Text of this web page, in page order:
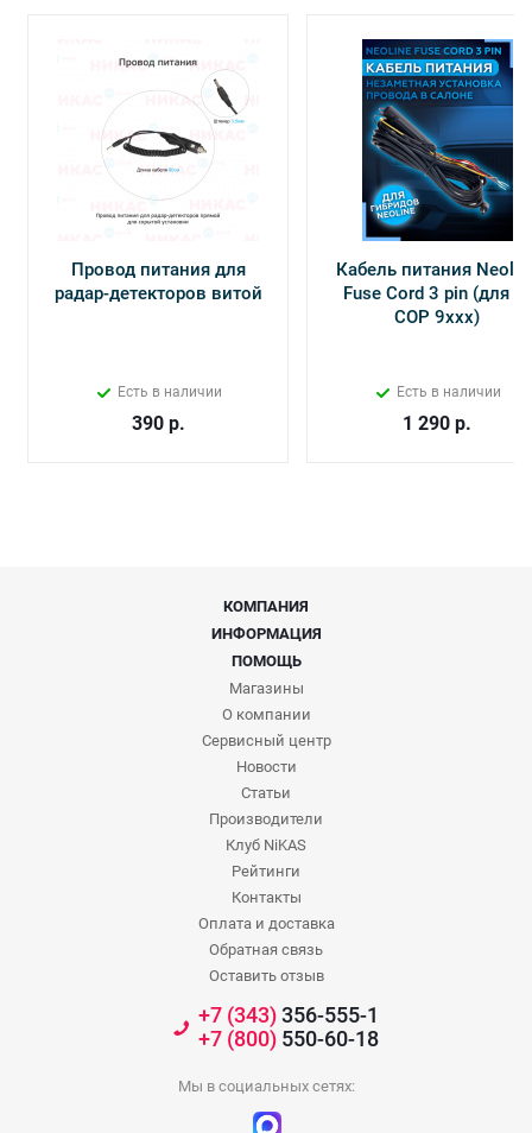
Провод питания для
радар-детекторов витой
Есть в наличии
390р.
Кабель питания
Fuse Cord 3 pin (для Х-
СОР 9ххх)
Есть в наличии
1 290 р.
КОМПАНИЯ
ИНФОРМАЦИЯ
ПОМОЩЬ
Магазины
О компании
Сервисный центр
Новости
Статьи
Производители
Клуб NiKAS
Рейтинги
Контакты
Оплата и доставка
Обратная связь
Оставить отзыв
+7 (343)356-555-1
+7 (800)550-60-18
Мы в социальных сетях: